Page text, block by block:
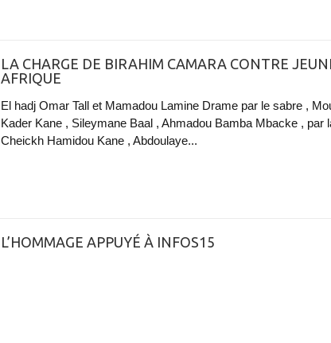
LA CHARGE DE BIRAHIM CAMARA CONTRE
AFRIQUE
El hadj Omar Tall et Mamadou Lamine Drame par le sabre ,
Kader Kane , Sileymane Baal , Ahmadou Bamba Mbacke , par
Cheickh Hamidou Kane , Abdoulaye...
L’HOMMAGE APPUYÉ À INFOS15